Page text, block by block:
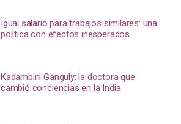
Igual salario para trabajos similares: una
política con efectos inesperados
Kadambini Ganguly: la doctora que
cambió conciencias en la India